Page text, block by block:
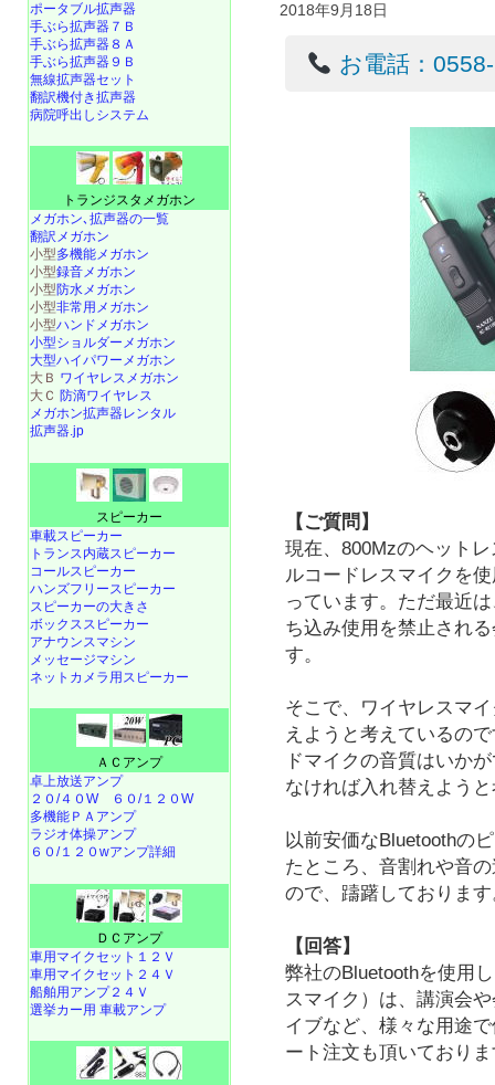
2018年9月18日
お電話：
【ご質問】
現在、800Mzのヘット
ルコードレスマイクを
っています。ただ最近
ち込み使用を禁止され
す。
そこで、ワイヤレスマ
えようと考えているの
ドマイクの音質はいか
なければ入れ替えよう
以前安価なBluetoothの
たところ、音割れや音
ので、躊躇しておりま
【回答】
弊社のBluetoothを使用
スマイク）は、講演会
イブなど、様々な用途
ート注文も頂いており
ポータブル拡声器
手ぶら拡声器７Ｂ
手ぶら拡声器８Ａ
手ぶら拡声器９Ｂ
無線拡声器セット
翻訳機付き拡声器
病院呼出しシステム
トランジスタメガホン
メガホン､拡声器の一覧
翻訳メガホン
小型多機能メガホン
小型録音メガホン
小型防水メガホン
小型非常用メガホン
小型ハンドメガホン
小型ショルダーメガホン
大型ハイパワーメガホン
大Ｂ ワイヤレスメガホン
大Ｃ 防滴ワイヤレス
メガホン拡声器レンタル
拡声器.jp
スピーカー
車載スピーカー
トランス内蔵スピーカー
コールスピーカー
ハンズフリースピーカー
スピーカーの大きさ
ボックススピーカー
アナウンスマシン
メッセージマシン
ネットカメラ用スピーカー
ＡＣアンプ
卓上放送アンプ
２０/４０W
６０/１２０W
多機能ＰＡアンプ
ラジオ体操アンプ
６０/１２０wアンプ詳細
ＤＣアンプ
車用マイクセット１２Ｖ
車用マイクセット２４Ｖ
船舶用アンプ２４Ｖ
選挙カー用 車載アンプ